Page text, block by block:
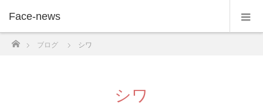
Face-news
ブログ シワ
シワ